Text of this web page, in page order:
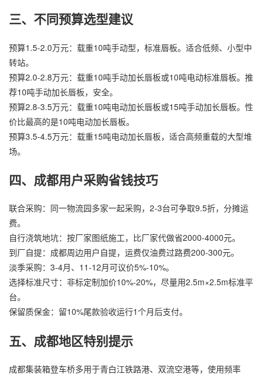
三、不同预算选型建议
预算1.5-2.0万元：载重10吨手动型，标准唇板。适合低频、小型中
转站。
预算2.0-2.8万元：载重10吨手动加长唇板或10吨电动标准唇板。推
荐10吨手动加长唇板，安全。
预算2.8-3.5万元：载重10吨电动加长唇板或15吨手动加长唇板。性
价比最高的是10吨电动加长唇板。
预算3.5-4.5万元：载重15吨电动加长唇板，适合高频重载的大型堆
场。
四、成都用户采购省钱技巧
联合采购：同一物流园多家一起采购，2-3台可争取9.5折，分摊运
费。
自行浇筑地坑：按厂家图纸施工，比厂家代做省2000-4000元。
到厂自提：成都周边用户自提，运费仅油费过路费200-300元。
淡季采购：3-4月、11-12月可议价5%-10%。
选择标准尺寸：非标定制加价10%-20%，尽量用2.5m×2.5m标准平
台。
保留质保金：留10%尾款验收运行1个月后支付。
五、成都地区特别提示
成都集装箱登车桥多用于青白江铁路港、双流空港等，使用频率